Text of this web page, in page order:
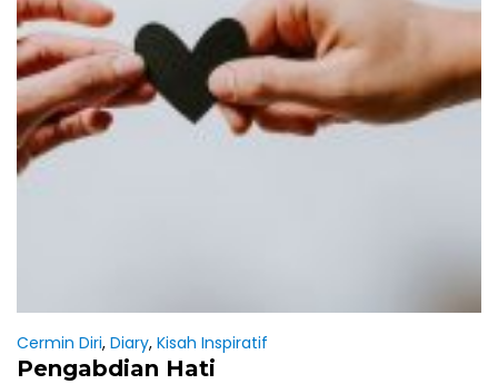
Cermin Diri, Diary, Kisah Inspiratif
Pengabdian Hati